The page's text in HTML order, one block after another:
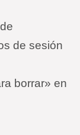
de sesión
borrar» en